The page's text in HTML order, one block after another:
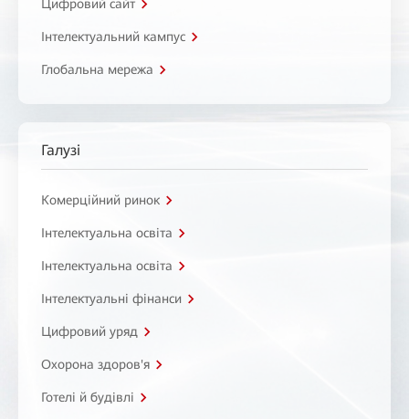
Цифровий сайт
Інтелектуальний кампус
Глобальна мережа
Галузі
Комерційний ринок
Інтелектуальна освіта
Інтелектуальна освіта
Інтелектуальні фінанси
Цифровий уряд
Охорона здоров'я
Готелі й будівлі